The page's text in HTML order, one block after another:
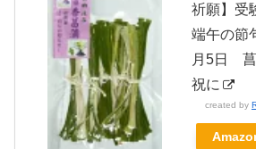
祈願】受
端午の
月5日
祝に
created by